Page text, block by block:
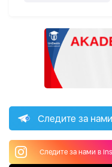
Следите за
Следите за нами в